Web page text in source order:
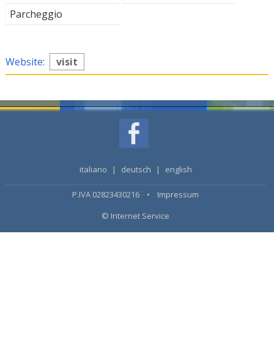
Parcheggio
Website: visit
italiano | deutsch | english
P.IVA 02823430216 • Impressum
© Internet Service